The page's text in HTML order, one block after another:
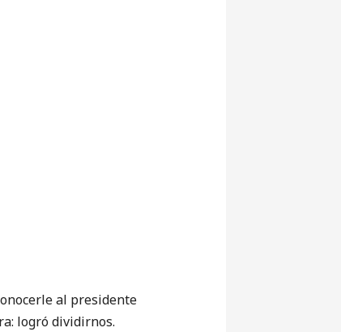
al presidente
logró dividirnos.